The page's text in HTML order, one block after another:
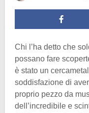
Chi l’ha detto che
possano fare
è stato un
soddisfazione di
proprio pezzo da
dell’incredibile e